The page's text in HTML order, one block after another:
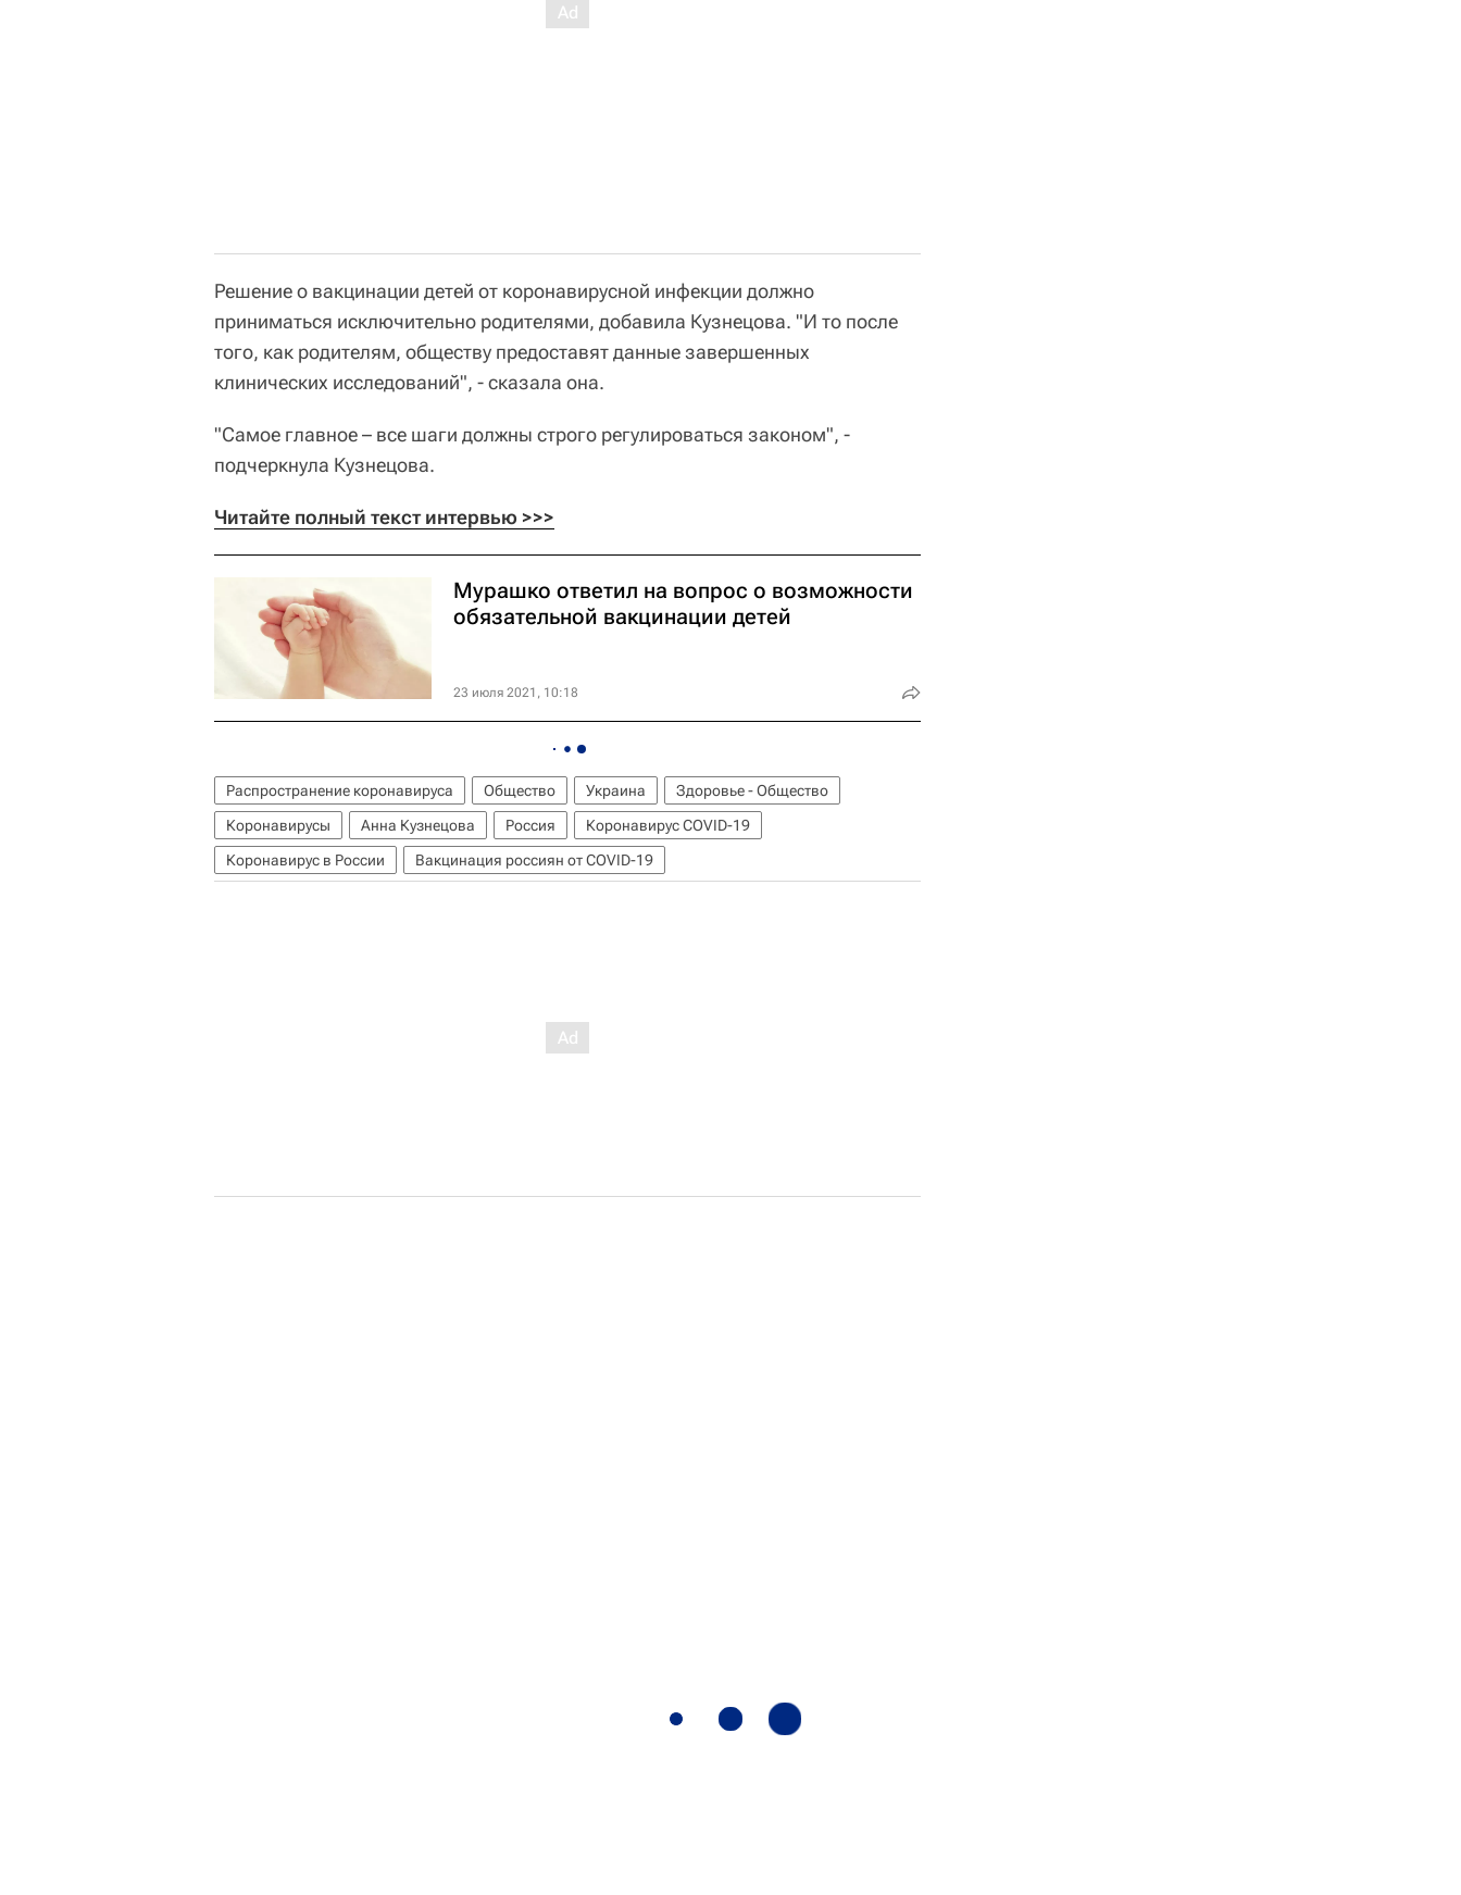
Решение о вакцинации детей от коронавирусной инфекции должно
приниматься исключительно родителями, добавила Кузнецова. "И то после
того, как родителям, обществу предоставят данные завершенных
клинических исследований", - сказала она.
"Самое главное – все шаги должны строго регулироваться законом", -
подчеркнула Кузнецова.
Читайте полный текст интервью >>>
Мурашко ответил на вопрос о возможности
обязательной вакцинации детей
23 июля 2021, 10:18
Распространение коронавируса Общество Украина
Здоровье - Общество
Коронавирусы
Анна Кузнецова Россия
Коронавирус COVID-19
Коронавирус в России
Вакцинация россиян от COVID-19